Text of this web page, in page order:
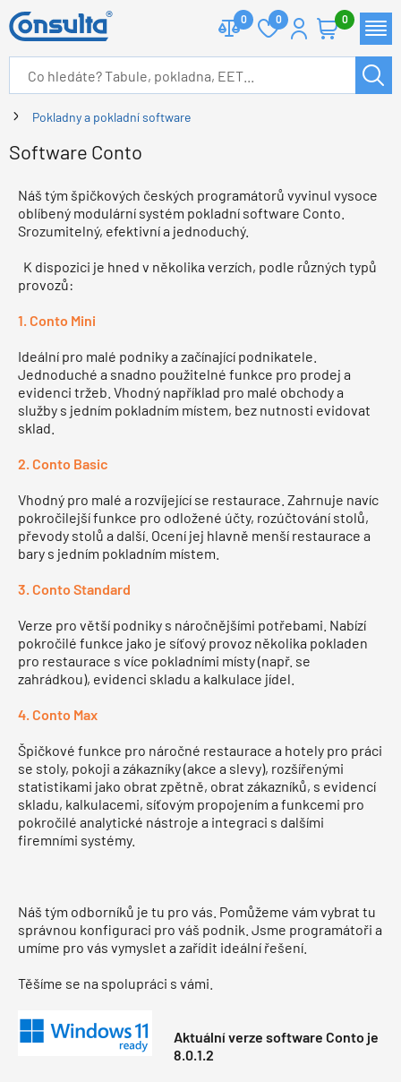
0 0 0
Pokladny a pokladní software
Software Conto
Náš tým špičkových českých programátorů vyvinul vysoce
oblíbený modulární systém pokladní software Conto.
Srozumitelný, efektivní a jednoduchý.
K dispozici je hned v několika verzích, podle různých typů
provozů:
1. Conto Mini
Ideální pro malé podniky a začínající podnikatele.
Jednoduché a snadno použitelné funkce pro prodej a
evidenci tržeb. Vhodný například pro malé obchody a
služby s jedním pokladním místem, bez nutnosti evidovat
sklad.
2. Conto Basic
Vhodný pro malé a rozvíjející se restaurace. Zahrnuje navíc
pokročilejší funkce pro odložené účty, rozúčtování stolů,
převody stolů a další. Ocení jej hlavně menší restaurace a
bary s jedním pokladním místem.
3. Conto Standard
Verze pro větší podniky s náročnějšími potřebami. Nabízí
pokročilé funkce jako je síťový provoz několika pokladen
pro restaurace s více pokladními místy (např. se
zahrádkou), evidenci skladu a kalkulace jídel.
4. Conto Max
Špičkové funkce pro náročné restaurace a hotely pro práci
se stoly, pokoji a zákazníky (akce a slevy), rozšířenými
statistikami jako obrat zpětně, obrat zákazníků, s evidencí
skladu, kalkulacemi, síťovým propojením a funkcemi pro
pokročilé analytické nástroje a integraci s dalšími
firemními systémy.
Náš tým odborníků je tu pro vás. Pomůžeme vám vybrat tu
správnou konfiguraci pro váš podnik. Jsme programátoři a
umíme pro vás vymyslet a zařídit ideální řešení.
Těšíme se na spolupráci s vámi.
Aktuální verze software Conto je
8.0.1.2